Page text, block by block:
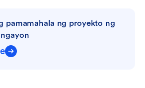
pamamahala ng proyekto ng